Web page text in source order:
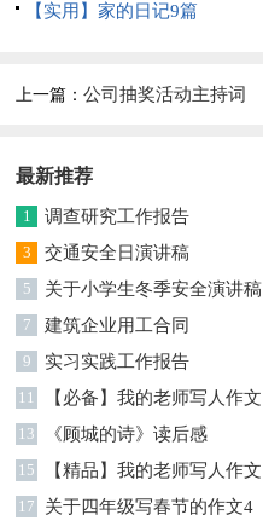
【实用】家的日记9篇
上一篇：公司抽奖活动主持词
最新推荐
1 调查研究工作报告
3 交通安全日演讲稿
5 关于小学生冬季安全演讲稿
7 建筑企业用工合同
9 实习实践工作报告
11
【必备】我的老师写人作文
集合八篇
13 《顾城的诗》读后感
15
【精品】我的老师写人作文
集合5篇
17
关于四年级写春节的作文4